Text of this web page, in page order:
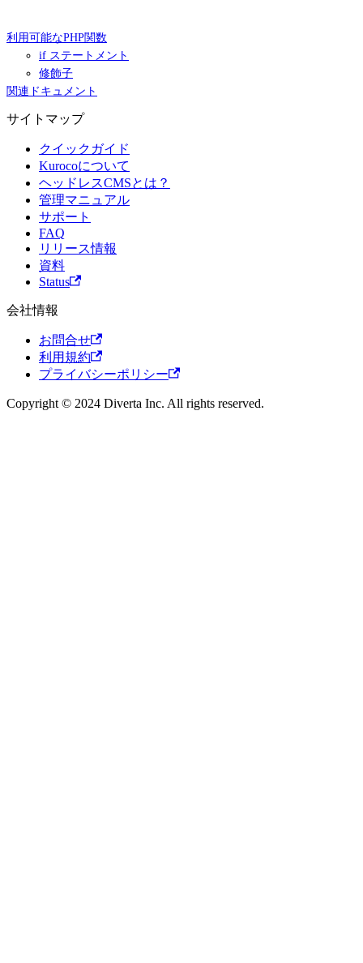
利用可能なPHP関数
if ステートメント
修飾子
関連ドキュメント
サイトマップ
クイックガイド
Kurocoについて
ヘッドレスCMSとは？
管理マニュアル
サポート
FAQ
リリース情報
資料
Status
会社情報
お問合せ
利用規約
プライバシーポリシー
Copyright © 2024 Diverta Inc. All rights reserved.